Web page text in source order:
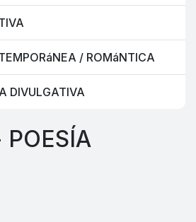
/ ROMáNTICA
DIVULGATIVA